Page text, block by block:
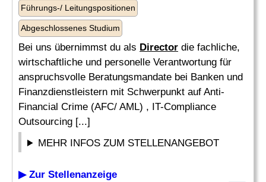
Führungs-/ Leitungspositionen
Abgeschlossenes Studium
Bei uns übernimmst du als Director die fachliche,
wirtschaftliche und personelle Verantwortung für
anspruchsvolle Beratungsmandate bei Banken und
Finanzdienstleistern mit Schwerpunkt auf Anti-
Financial Crime (AFC/ AML) , IT-Compliance
Outsourcing [...]
MEHR INFOS ZUM STELLENANGEBOT
▶ Zur Stellenanzeige